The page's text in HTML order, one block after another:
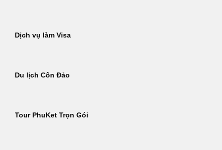
Dịch vụ làm Visa
Du lịch Côn Đảo
Tour PhuKet Trọn Gói